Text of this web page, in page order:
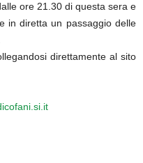
ore 21.30 di questa sera e
in diretta un passaggio delle
direttamente al sito